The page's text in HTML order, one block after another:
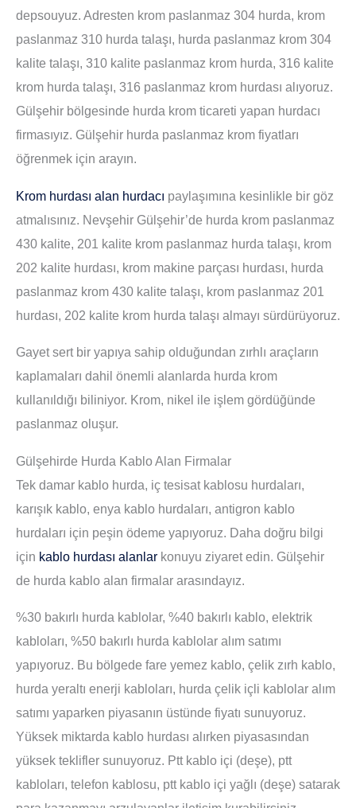
depsouyuz. Adresten krom paslanmaz 304 hurda, krom
paslanmaz 310 hurda talaşı, hurda paslanmaz krom 304
kalite talaşı, 310 kalite paslanmaz krom hurda, 316 kalite
krom hurda talaşı, 316 paslanmaz krom hurdası alıyoruz.
Gülşehir bölgesinde hurda krom ticareti yapan hurdacı
firmasıyız. Gülşehir hurda paslanmaz krom fiyatları
öğrenmek için arayın.
Krom hurdası alan hurdacı paylaşımına kesinlikle bir göz
atmalısınız. Nevşehir Gülşehir’de hurda krom paslanmaz
430 kalite, 201 kalite krom paslanmaz hurda talaşı, krom
202 kalite hurdası, krom makine parçası hurdası, hurda
paslanmaz krom 430 kalite talaşı, krom paslanmaz 201
hurdası, 202 kalite krom hurda talaşı almayı sürdürüyoruz.
Gayet sert bir yapıya sahip olduğundan zırhlı araçların
kaplamaları dahil önemli alanlarda hurda krom
kullanıldığı biliniyor. Krom, nikel ile işlem gördüğünde
paslanmaz oluşur.
Gülşehirde Hurda Kablo Alan Firmalar
Tek damar kablo hurda, iç tesisat kablosu hurdaları,
karışık kablo, enya kablo hurdaları, antigron kablo
hurdaları için peşin ödeme yapıyoruz. Daha doğru bilgi
için kablo hurdası alanlar konuyu ziyaret edin. Gülşehir
de hurda kablo alan firmalar arasındayız.
%30 bakırlı hurda kablolar, %40 bakırlı kablo, elektrik
kabloları, %50 bakırlı hurda kablolar alım satımı
yapıyoruz. Bu bölgede fare yemez kablo, çelik zırh kablo,
hurda yeraltı enerji kabloları, hurda çelik içli kablolar alım
satımı yaparken piyasanın üstünde fiyatı sunuyoruz.
Yüksek miktarda kablo hurdası alırken piyasasından
yüksek teklifler sunuyoruz. Ptt kablo içi (deşe), ptt
kabloları, telefon kablosu, ptt kablo içi yağlı (deşe) satarak